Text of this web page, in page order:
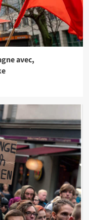
avec,